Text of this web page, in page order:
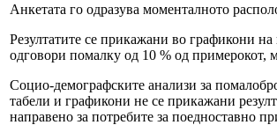
Анкетата го одразува моменталното
Резултатите се прикажани во графикони
одговори помалку од 10 % од примерокот,
Социо-демографските анализи за
табели и графикони не се прикажани
направено за потребите за поедноставно